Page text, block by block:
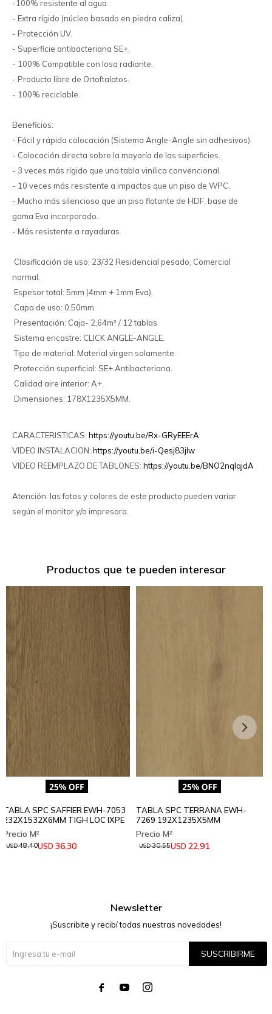
-100% resistente al agua.
- Extra rígido (núcleo basado en piedra caliza).
- Protección UV.
- Superficie antibacteriana SE+.
- 100% Compatible con losa radiante.
- Producto libre de Ortoftalatos.
- 100% reciclable.
Beneficios:
- Fácil y rápida colocación (Sistema Angle-Angle sin adhesivos).
- Colocación directa sobre la mayoría de las superficies.
- 3 veces más rígido que una tabla vinílica convencional.
- 10 veces más resistente a impactos que un piso de WPC.
- Mucho más silencioso que un piso flotante de HDF, base de
goma Eva incorporado.
- Más resistente a rayaduras.
Clasificación de uso: 23/32 Residencial pesado, Comercial
normal.
Espesor total: 5mm (4mm + 1mm Eva).
Capa de uso: 0,50mm.
Presentación: Caja- 2,64m² / 12 tablas.
Sistema encastre: CLICK ANGLE-ANGLE.
Tipo de material: Material virgen solamente.
Protección superficial: SE+ Antibacteriana.
Calidad aire interior: A+.
Dimensiones: 178X1235X5MM.
CARACTERISTICAS: https://youtu.be/Rx-GRyEEErA
VIDEO INSTALACION: https://youtu.be/i-Qesj83jIw
VIDEO REEMPLAZO DE TABLONES: https://youtu.be/BNO2nqlqjdA
Atención: las fotos y colores de este producto pueden variar
según el monitor y/o impresora.
Productos que te pueden interesar
TABLA SPC SAFFIER EWH-7053
232X1532X6MM TIGH LOC IXPE
USD 36,30
USD48,40
TABLA SPC TERRANA EWH-
7269 192X1235X5MM
USD 22,91
USD30,55
Newsletter
¡Suscribite y recibí todas nuestras novedades!
SUSCRIBIRME
  